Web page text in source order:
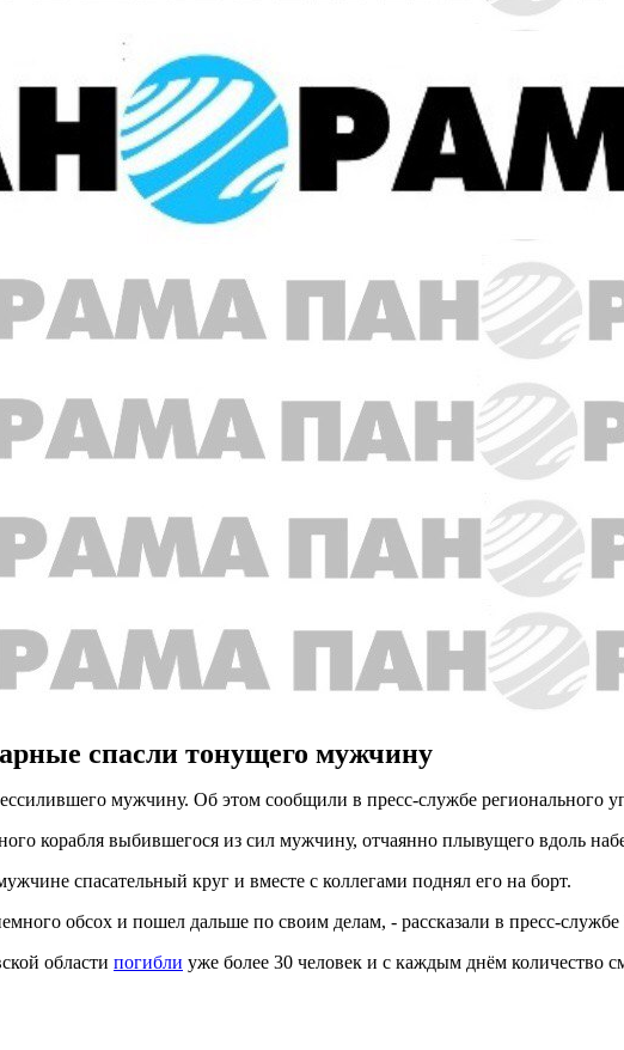
спасли тонущего мужчину
мужчину. Об этом сообщили в пресс-службе регионального
корабля выбившегося из сил мужчину, отчаянно плывущего вдоль
спасательный круг и вместе с коллегами поднял его на борт.
обсох и пошел дальше по своим делам, - рассказали в пресс-
области погибли уже более 30 человек и с каждым днём количество